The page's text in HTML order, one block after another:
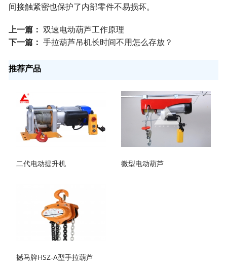
间接触紧密也保护了内部零件不易损坏。
上一篇： 双速电动葫芦工作原理
下一篇： 手拉葫芦吊机长时间不用怎么存放？
推荐产品
二代电动提升机 微型电动葫芦
撼马牌HSZ-A型手拉葫芦